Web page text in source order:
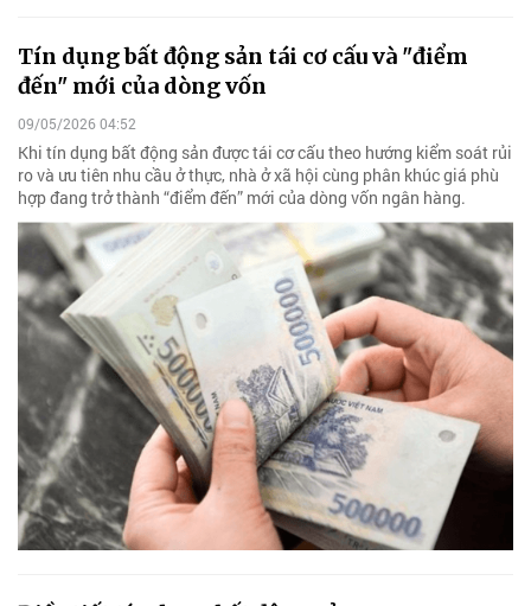
Tín dụng bất động sản tái cơ cấu và "điểm
đến" mới của dòng vốn
09/05/2026 04:52
Khi tín dụng bất động sản được tái cơ cấu theo hướng kiểm soát rủi
ro và ưu tiên nhu cầu ở thực, nhà ở xã hội cùng phân khúc giá phù
hợp đang trở thành “điểm đến” mới của dòng vốn ngân hàng.